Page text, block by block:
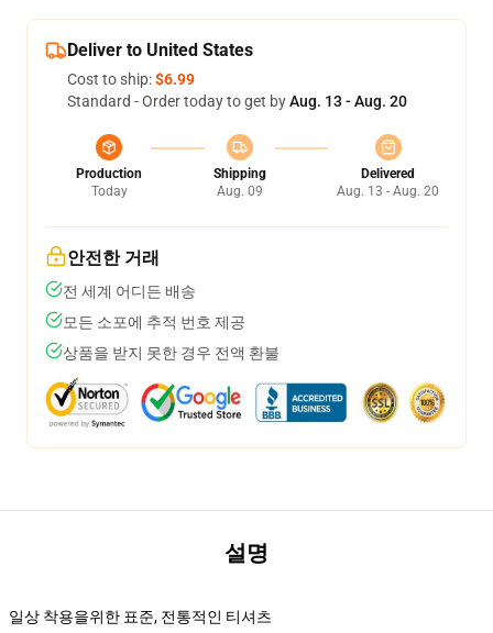
Deliver to United States
Cost to ship:$6.99
Standard - Order today to get byAug. 13 - Aug. 20
Production
Today
Shipping
Aug. 09
Delivered
Aug. 13 - Aug. 20
안전한 거래
전 세계 어디든 배송
모든 소포에 추적 번호 제공
상품을 받지 못한 경우 전액 환불
설명
일상 착용을위한 표준, 전통적인 티셔츠